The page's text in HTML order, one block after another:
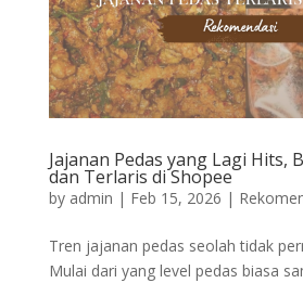
Jajanan Pedas yang Lagi Hits,
dan Terlaris di Shopee
by admin | Feb 15, 2026 |
Tren jajanan pedas seolah tidak
Mulai dari yang level pedas biasa